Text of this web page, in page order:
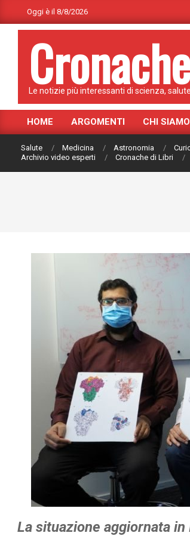
to
Oggi è il 8/8/2026
Le notizie più interessanti di scienza,
Primary
Navigation
Menu
HOME ARGOMENTI CHI SIAMO
Salute Medicina Astronomia
Archivio video esperti
Cronache di Libri
La situazione aggiornata